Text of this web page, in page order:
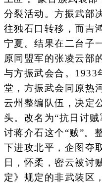
分裂活动。方振武部
往独石口转移，而吉
宁夏。结果在二台子
原同盟军的张凌云部
与方振武会合。1933
堂，方振武会同原热
云州整编队伍，决定
头。改名为“抗日讨
讨蒋介石这个“贼”。
下进攻北平，企图夺
日，怀柔，密云被讨
定》规定的非武装区